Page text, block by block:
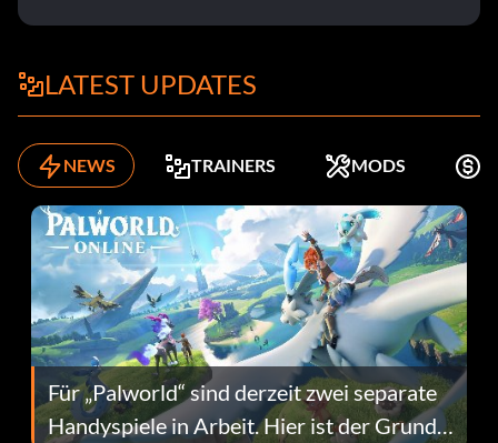
LATEST UPDATES
NEWS TRAINERS MODS
Für „Palworld“ sind derzeit zwei separate
Handyspiele in Arbeit. Hier ist der Grund